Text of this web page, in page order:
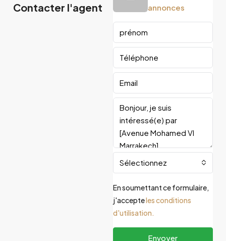
Contacter l'agent
annonces
Sélectionnez
En soumettant ce formulaire,
j'accepteles conditions
d'utilisation.
Envoyer